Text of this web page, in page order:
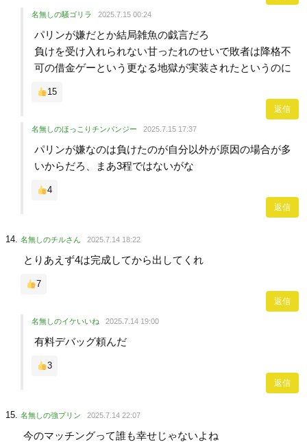
名無しの騒ゴリラ 2025.7.15 00:24
パリンが嫌だとか結局雑魚の戯言だろ
負けを受け入れられない甘ったれのせいで敗者は降格不
可の借金ゲーという更なる地獄が実装されたというのに
15
返信
名無しのほっこりチンパンジー 2025.7.15 17:37
パリンが嫌なのは負けたのが自分以外が原因の場合が多
いからだろ、まあ3程ではないがな
4
返信
名無しのチルさん 2025.7.14 18:22
とりあえず4は完成してから出してくれ
7
返信
名無しのイケいいね 2025.7.14 19:00
有料デバッグ頼んだ
3
返信
名無しの強プリン 2025.7.14 22:07
今のマッチングって誰も幸せじゃないよね